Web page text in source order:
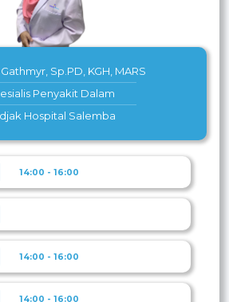
Sp.PD, KGH, MARS
Penyakit Dalam
Hospital Salemba
14:00 - 16:00
14:00 - 16:00
14:00 - 16:00